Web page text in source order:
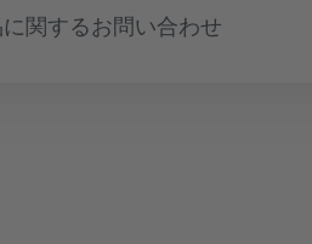
関するお問い合わせ